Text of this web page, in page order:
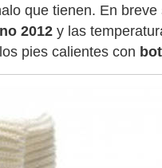
que tienen. En
2012 y las
pies calientes con